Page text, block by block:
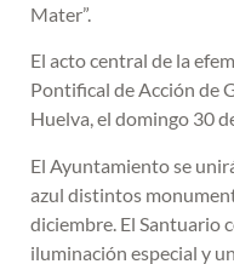
Mater”.
El acto central de la
Pontifical de Acción de
Huelva, el domingo 30
El Ayuntamiento se
azul distintos
diciembre. El Santuario
iluminación especial y